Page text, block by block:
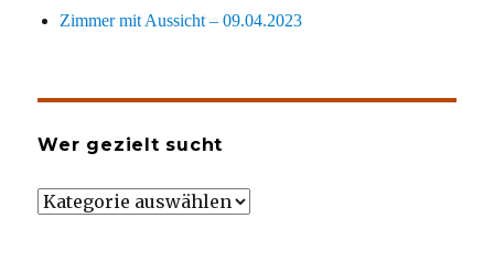
Zimmer mit Aussicht – 09.04.2023
Wer gezielt sucht
Wer